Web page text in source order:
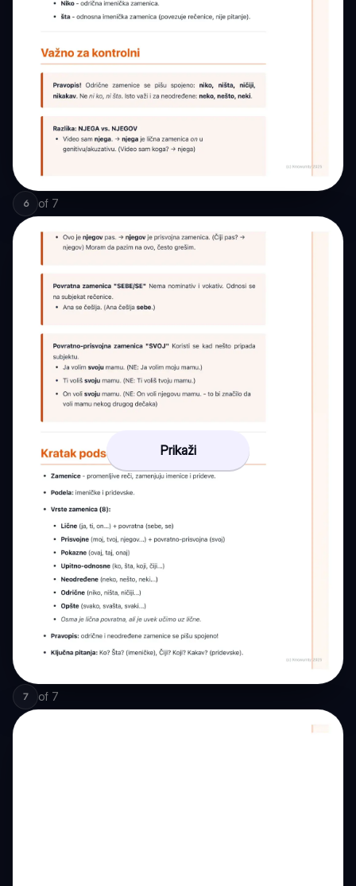
6 of 7
Prikaži
7 of 7